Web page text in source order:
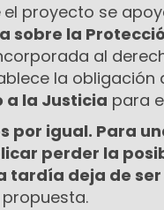
el proyecto se
la
al
la obligación
a la Justicia para
por igual. Para
perder la
tardía deja de